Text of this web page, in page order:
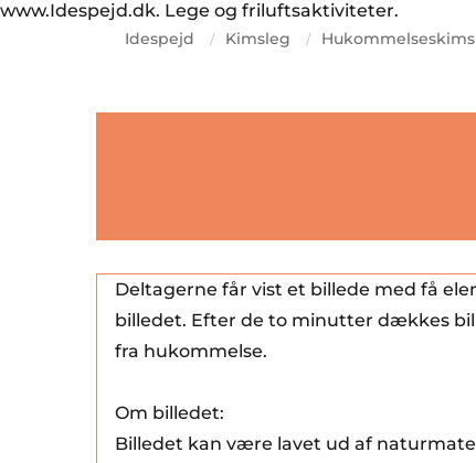
www.Idespejd.dk. Lege og friluftsaktiviteter.
Idespejd / Kimsleg / Hukommelseskims
Deltagerne får vist et billede med få
billedet. Efter de to minutter dækkes
fra hukommelse.
Om billedet:
Billedet kan være lavet ud af